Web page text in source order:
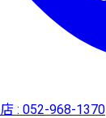
: 052-968-1370